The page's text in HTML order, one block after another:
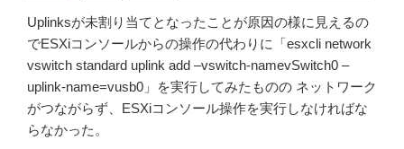
Uplinksが未割り当てとなったことが原因の様に見えるの
でESXiコンソールからの操作の代わりに「esxcli network
vswitch standard uplink add –vswitch-namevSwitch0 –
uplink-name=vusb0」を実行してみたものの ネットワーク
がつながらず、ESXiコンソール操作を実行しなければな
らなかった。